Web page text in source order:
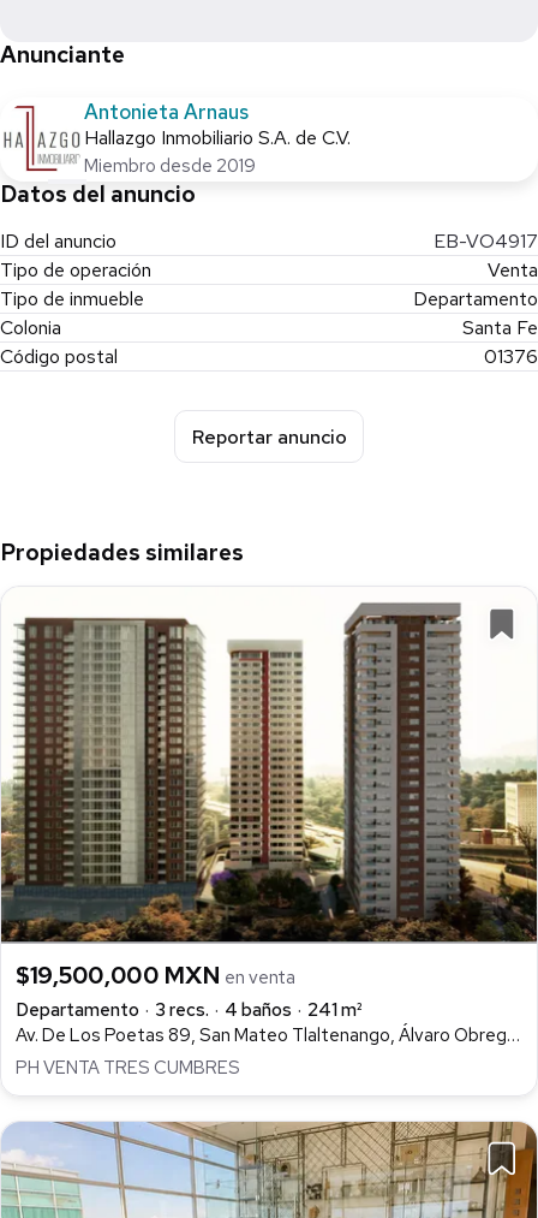
Anunciante
Antonieta Arnaus
Hallazgo Inmobiliario S.A. de C.V.
Miembro desde 2019
Datos del anuncio
ID del anuncio
EB-VO4917
Tipo de operación
Venta
Tipo de inmueble
Departamento
Colonia
Santa Fe
Código postal
01376
Reportar anuncio
Propiedades similares
$19,500,000 MXN en venta
Departamento
3 recs. 4 baños
241 m²
Av. De Los Poetas 89, San Mateo Tlaltenango, Álvaro Obregón
PH VENTA TRES CUMBRES